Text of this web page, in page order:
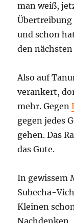
man weiß,
Übertreibung
und schon
den
Also auf
verankert,
mehr. Gegen
gegen jedes
gehen. Das
das Gute.
In gewissem
Subecha-
Kleinen